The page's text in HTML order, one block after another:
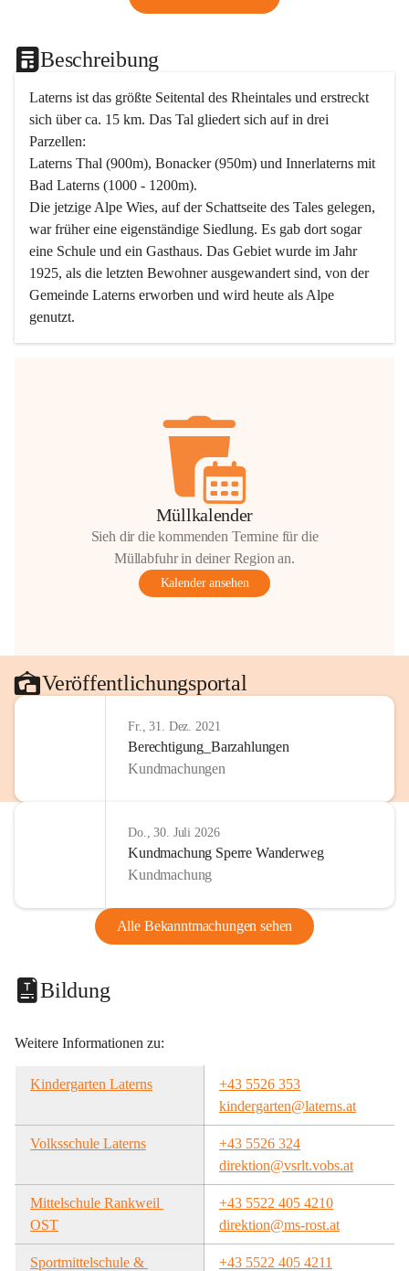
Beschreibung
Laterns ist das größte Seitental des Rheintales und erstreckt
sich über ca. 15 km. Das Tal gliedert sich auf in drei
Parzellen:
Laterns Thal (900m), Bonacker (950m) und Innerlaterns mit
Bad Laterns (1000 - 1200m).
Die jetzige Alpe Wies, auf der Schattseite des Tales gelegen,
war früher eine eigenständige Siedlung. Es gab dort sogar
eine Schule und ein Gasthaus. Das Gebiet wurde im Jahr
1925, als die letzten Bewohner ausgewandert sind, von der
Gemeinde Laterns erworben und wird heute als Alpe
genutzt.
Müllkalender
Sieh dir die kommenden Termine für die
Müllabfuhr in deiner Region an.
Kalender ansehen
Veröffentlichungsportal
Fr., 31. Dez. 2021
Berechtigung_Barzahlungen
Kundmachungen
Do., 30. Juli 2026
Kundmachung Sperre Wanderweg
Kundmachung
Alle Bekanntmachungen sehen
Bildung
Weitere Informationen zu:
Kindergarten Laterns
+43 5526 353
kindergarten@laterns.at
Volksschule Laterns
+43 5526 324
direktion@vsrlt.vobs.at
Mittelschule Rankweil
OST
+43 5522 405 4210
direktion@ms-rost.at
Sportmittelschule &
+43 5522 405 4211